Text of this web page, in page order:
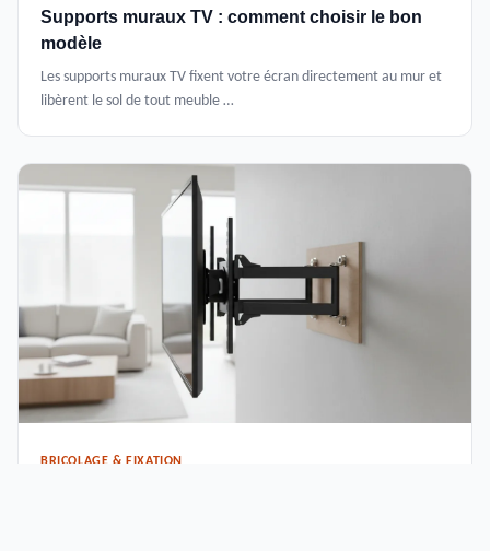
Supports muraux TV : comment choisir le bon
modèle
Les supports muraux TV fixent votre écran directement au mur et
libèrent le sol de tout meuble …
BRICOLAGE & FIXATION